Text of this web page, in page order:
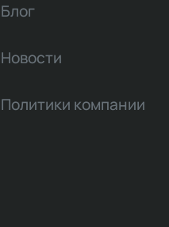
Блог
Новости
Политики компании